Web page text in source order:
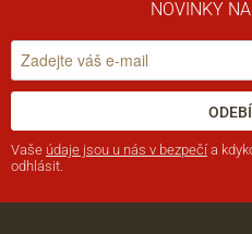
NOVINKY
Vaše údaje jsou u nás v bezpečí a
odhlásit.